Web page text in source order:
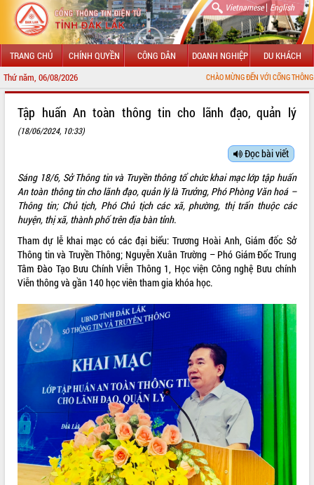
Vietnamese| English
TRANG CHỦ CHÍNH QUYỀN CÔNG DÂN DOANH NGHIỆP DU KHÁCH
Thứ năm, 06/08/2026 CHÀO MỪNG ĐẾN VỚI CỔNG THÔNG TIN ĐIỆN
LÃNH ĐẠO UBND TỈNH
SỞ, BAN, NGÀNH
UBND CÁC XÃ, PHƯỜNG
THÔNG TIN CHỈ ĐẠO ĐIỀU HÀNH
HỆ THỐNG VĂN BẢN
VĂN BẢN HĐND TỈNH
ĐIỂM TIN VĂN BẢN
QUY HOẠCH - KẾ HOẠCH
Tập huấn An toàn thông tin cho lãnh đạo, quản lý
(18/06/2024, 10:33)
Đọc bài viết
Sáng 18/6, Sở Thông tin và Truyền thông tổ chức khai mạc lớp tập huấn
An toàn thông tin cho lãnh đạo, quản lý là Trưởng, Phó Phòng Văn hoá –
Thông tin; Chủ tịch, Phó Chủ tịch các xã, phường, thị trấn thuộc các
huyện, thị xã, thành phố trên địa bàn tỉnh.
Tham dự lễ khai mạc có các đại biểu: Trương Hoài Anh, Giám đốc Sở
Thông tin và Truyền Thông; Nguyễn Xuân Trường – Phó Giám Đốc Trung
Tâm Đào Tạo Bưu Chính Viễn Thông 1, Học viện Công nghệ Bưu chính
Viễn thông và gần 140 học viên tham gia khóa học.